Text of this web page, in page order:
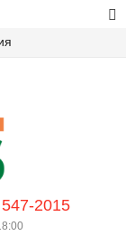
2015